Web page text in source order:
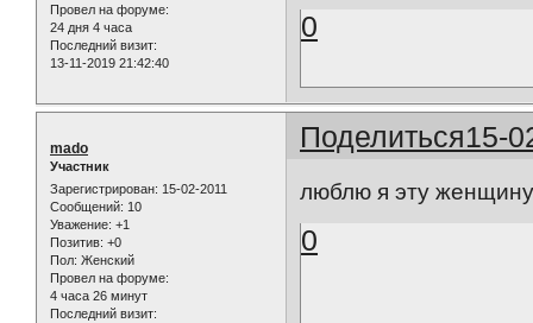
Провел на форуме:
24 дня 4 часа
Последний визит:
13-11-2019 21:42:40
0
Поделиться15-
mado
Участник
Зарегистрирован: 15-02-2011
Сообщений: 10
Уважение: +1
Позитив: +0
Пол: Женский
Провел на форуме:
4 часа 26 минут
Последний визит:
люблю я эту
0